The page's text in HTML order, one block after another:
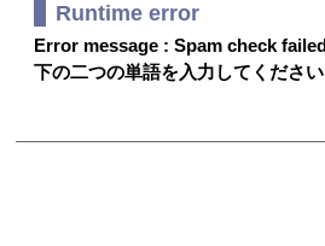
Runtime error
Error message : Spam check
下の二つの単語を入力してください